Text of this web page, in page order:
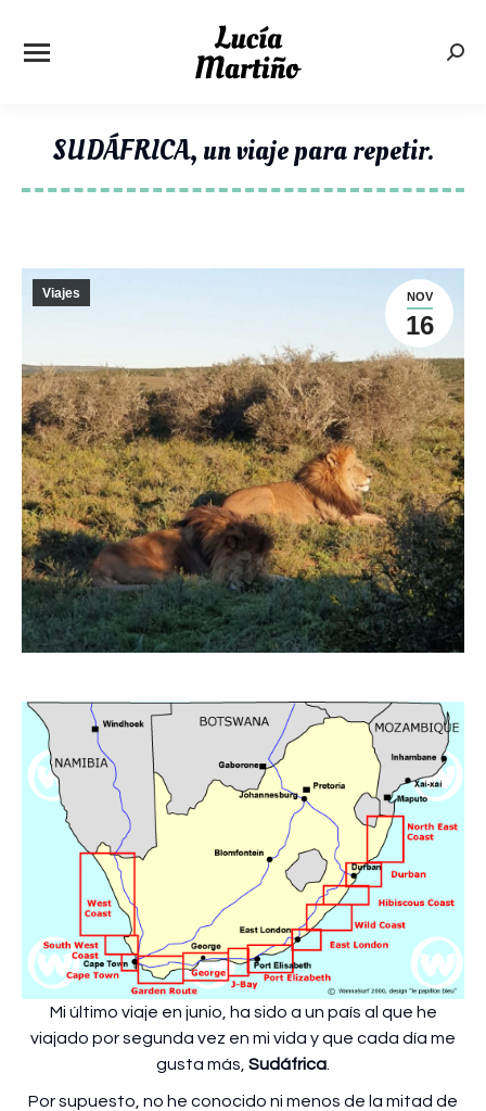
SUDÁFRICA, un viaje para repetir.
NOV
16
Viajes
Mi último viaje en junio, ha sido a un país al que he
viajado por segunda vez en mi vida y que cada día me
gusta más, Sudáfrica
Por supuesto, no he conocido ni menos de la mitad de